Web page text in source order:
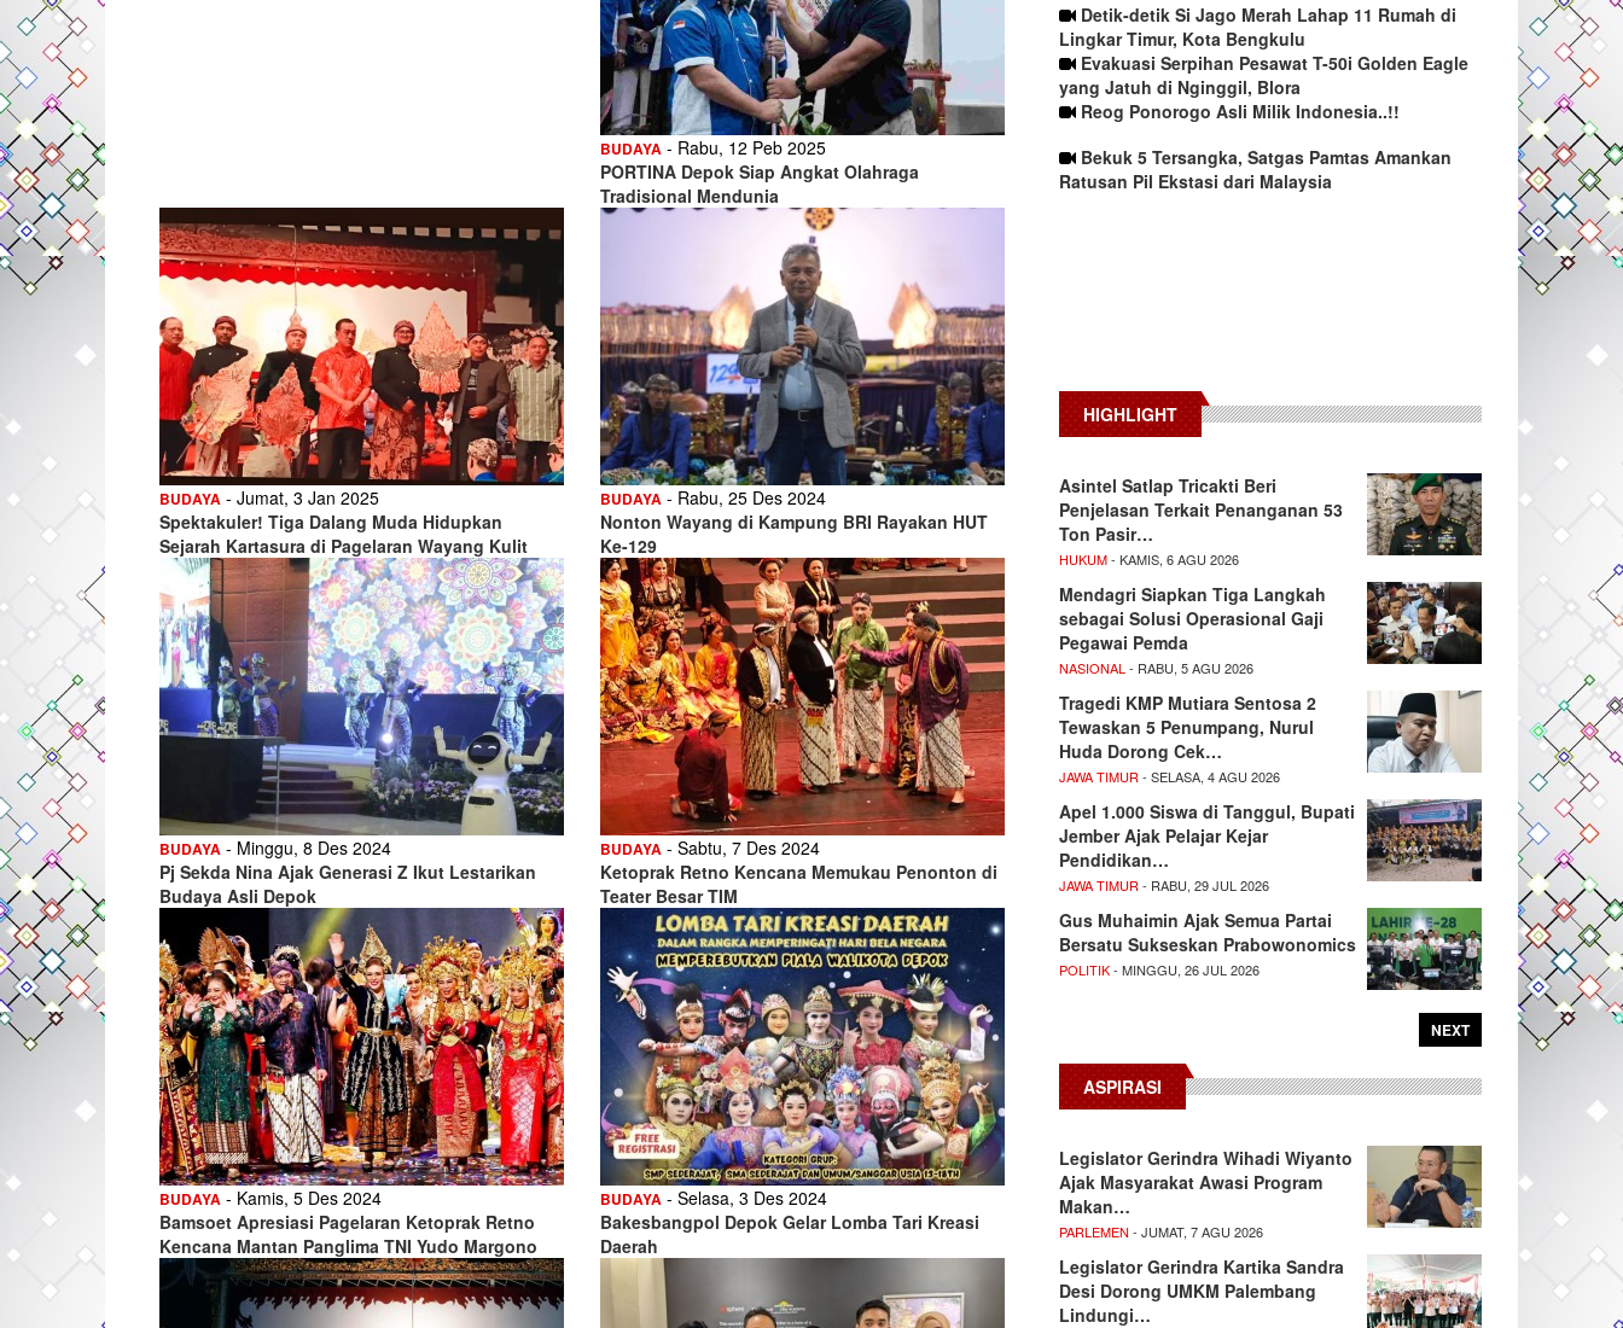
BUDAYA - Rabu, 12 Peb 2025
PORTINA Depok Siap Angkat Olahraga
Tradisional Mendunia
BUDAYA - Jumat, 3 Jan 2025
Spektakuler! Tiga Dalang Muda Hidupkan
Sejarah Kartasura di Pagelaran Wayang Kulit
BUDAYA - Rabu, 25 Des 2024
Nonton Wayang di Kampung BRI Rayakan HUT
Ke-129
BUDAYA - Minggu, 8 Des 2024
Pj Sekda Nina Ajak Generasi Z Ikut Lestarikan
Budaya Asli Depok
BUDAYA - Sabtu, 7 Des 2024
Ketoprak Retno Kencana Memukau Penonton di
Teater Besar TIM
BUDAYA - Kamis, 5 Des 2024
Bamsoet Apresiasi Pagelaran Ketoprak Retno
Kencana Mantan Panglima TNI Yudo Margono
BUDAYA - Selasa, 3 Des 2024
Bakesbangpol Depok Gelar Lomba Tari Kreasi
Daerah
Detik-detik Si Jago Merah Lahap 11 Rumah di
Lingkar Timur, Kota Bengkulu
Evakuasi Serpihan Pesawat T-50i Golden Eagle
yang Jatuh di Nginggil, Blora
Reog Ponorogo Asli Milik Indonesia..!!
Bekuk 5 Tersangka, Satgas Pamtas Amankan
Ratusan Pil Ekstasi dari Malaysia
HIGHLIGHT
Asintel Satlap Tricakti Beri
Penjelasan Terkait Penanganan 53
Ton Pasir…
HUKUM- KAMIS, 6 AGU 2026
Mendagri Siapkan Tiga Langkah
sebagai Solusi Operasional Gaji
Pegawai Pemda
NASIONAL - RABU, 5 AGU 2026
Tragedi KMP Mutiara Sentosa 2
Tewaskan 5 Penumpang, Nurul
Huda Dorong Cek…
JAWA TIMUR - SELASA, 4 AGU 2026
Apel 1.000 Siswa di Tanggul, Bupati
Jember Ajak Pelajar Kejar
Pendidikan…
JAWA TIMUR - RABU, 29 JUL 2026
Gus Muhaimin Ajak Semua Partai
Bersatu Sukseskan Prabowonomics
POLITIK- MINGGU, 26 JUL 2026
NEXT
ASPIRASI
Legislator Gerindra Wihadi Wiyanto
Ajak Masyarakat Awasi Program
Makan…
PARLEMEN - JUMAT, 7 AGU 2026
Legislator Gerindra Kartika Sandra
Desi Dorong UMKM Palembang
Lindungi…